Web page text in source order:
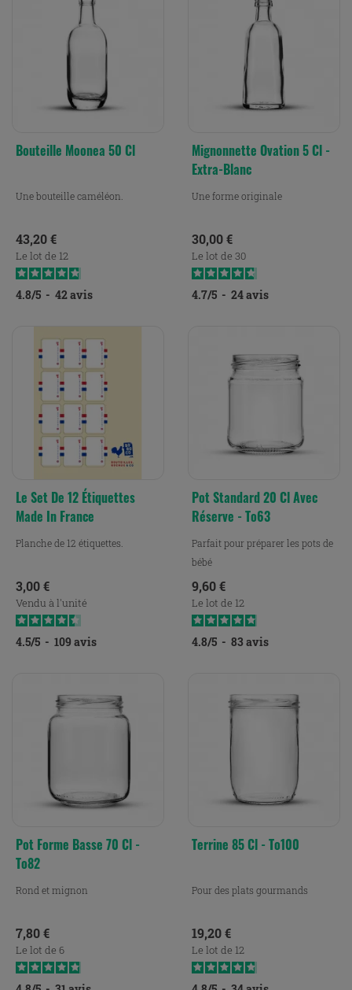
Bouteille Moonea 50 Cl
Une bouteille caméléon.
Prix
43,20 €
Le lot de 12
4.8/5 - 42avis
Mignonnette Ovation 5 Cl -
Extra-Blanc
Une forme originale
Prix
30,00 €
Le lot de 30
4.7/5 - 24avis
Le Set De 12 Étiquettes
Made In France
Planche de 12 étiquettes.
Prix
3,00 €
Vendu à l'unité
4.5/5 - 109 avis
Pot Standard 20 Cl Avec
Réserve - To63
Parfait pour préparer les pots de
bébé
Prix
9,60 €
Le lot de 12
4.8/5 - 83 avis
Pot Forme Basse 70 Cl -
To82
Rond et mignon
Prix
7,80 €
Le lot de 6
Terrine 85 Cl - To100
Pour des plats gourmands
Prix
19,20 €
Le lot de 12